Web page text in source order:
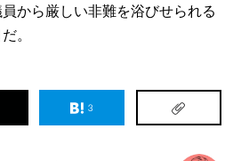
から厳しい非難を浴びせられる
。
3